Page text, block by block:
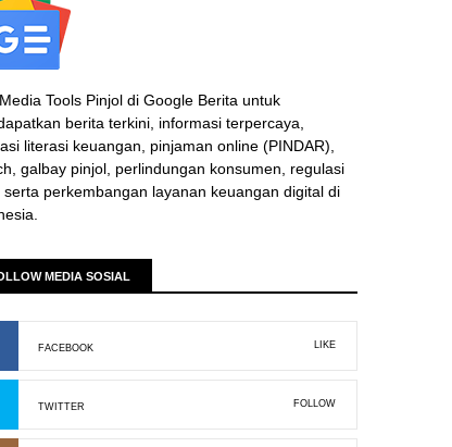
Tools Pinjol di Google Berita untuk
berita terkini, informasi terpercaya,
literasi keuangan, pinjaman online (PINDAR),
galbay pinjol, perlindungan konsumen, regulasi
serta perkembangan layanan keuangan digital di
MEDIA SOSIAL
FACEBOOK LIKE
TWITTER FOLLOW